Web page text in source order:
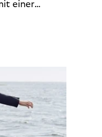
einer
für Händler.